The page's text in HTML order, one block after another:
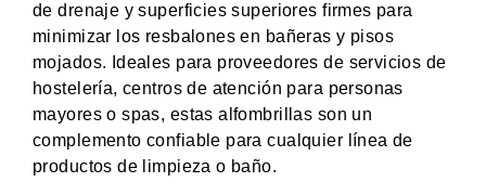
de drenaje y superficies superiores firmes para
minimizar los resbalones en bañeras y pisos
mojados. Ideales para proveedores de servicios de
hostelería, centros de atención para personas
mayores o spas, estas alfombrillas son un
complemento confiable para cualquier línea de
productos de limpieza o baño.